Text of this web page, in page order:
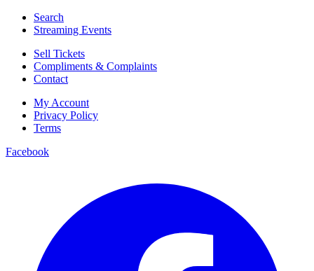
Search
Streaming Events
Sell Tickets
Compliments & Complaints
Contact
My Account
Privacy Policy
Terms
Facebook